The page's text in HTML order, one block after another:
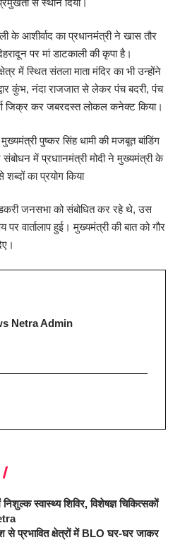
के आशीर्वाद का प्रधानमंत्री ने खास तौर
पर मां डाटकाली की कृपा है।
में स्थित संतला माता मंदिर का भी उन्होंने
कुंभ, नंदा राजजात से लेकर पंच बदरी, पंच
जिक्र कर जबरदस्त लोकल कनेक्ट किया।
पुष्कर सिंह धामी की मजबूत बांडिंग
में प्रधाानमंत्री मोदी ने मुख्यमंत्री के
का प्रयोग किया
जनसभा को संबोधित कर रहे थे, उस
पर वार्तालाप हुई। मुख्यमंत्री की बात को गौर
Netra Admin
स्वास्थ्य शिविर, विशेषज्ञ चिकित्सकों
से प्रभावित क्षेत्रों में BLO घर-घर जाकर